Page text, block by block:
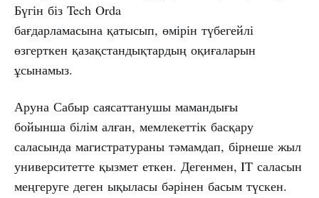
Бүгін біз Tech Orda
бағдарламасына қатысып, өмірін түбегейлі
өзгерткен қазақстандықтардың оқиғаларын
ұсынамыз.
Аруна Сабыр саясаттанушы мамандығы
бойынша білім алған, мемлекеттік басқару
саласында магистратураны тәмамдап, бірнеше жыл
университетте қызмет еткен. Дегенмен, IT саласын
меңгеруге деген ықыласы бәрінен басым түскен.